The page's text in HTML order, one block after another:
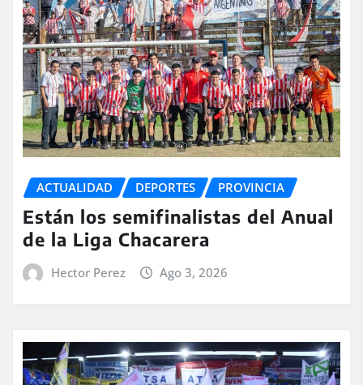
ACTUALIDAD DEPORTES PROVINCIA
Están los semifinalistas del Anual
de la Liga Chacarera
Hector Perez Ago 3, 2026